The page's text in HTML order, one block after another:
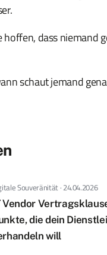
hoffen, dass niemand
schaut jemand
Souveränität · 24.04.2026
Vendor
die dein
will